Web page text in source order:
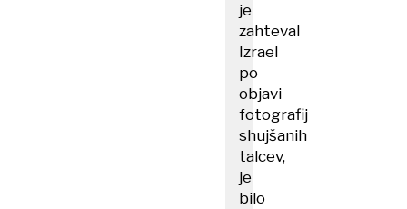
je
zahteval
Izrael
po
objavi
fotografij
shujšanih
talcev,
je
bilo